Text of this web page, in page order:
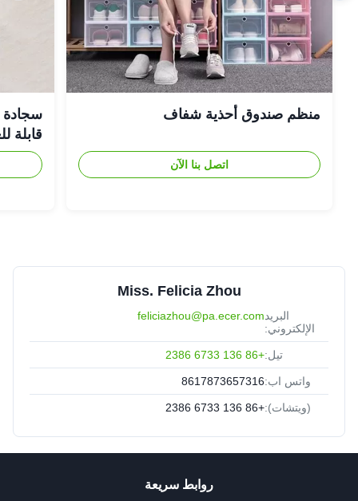
منظم صندوق أحذية شفاف
اتصل بنا الآن
سجادة
قابلة
Miss. Felicia Zhou
البريد
الإلكتروني:
feliciazhou@pa.ecer.com
تيل:+86 136 6733 2386
واتس اب:8617873657316
(ويتشات):+86 136 6733 2386
روابط سريعة